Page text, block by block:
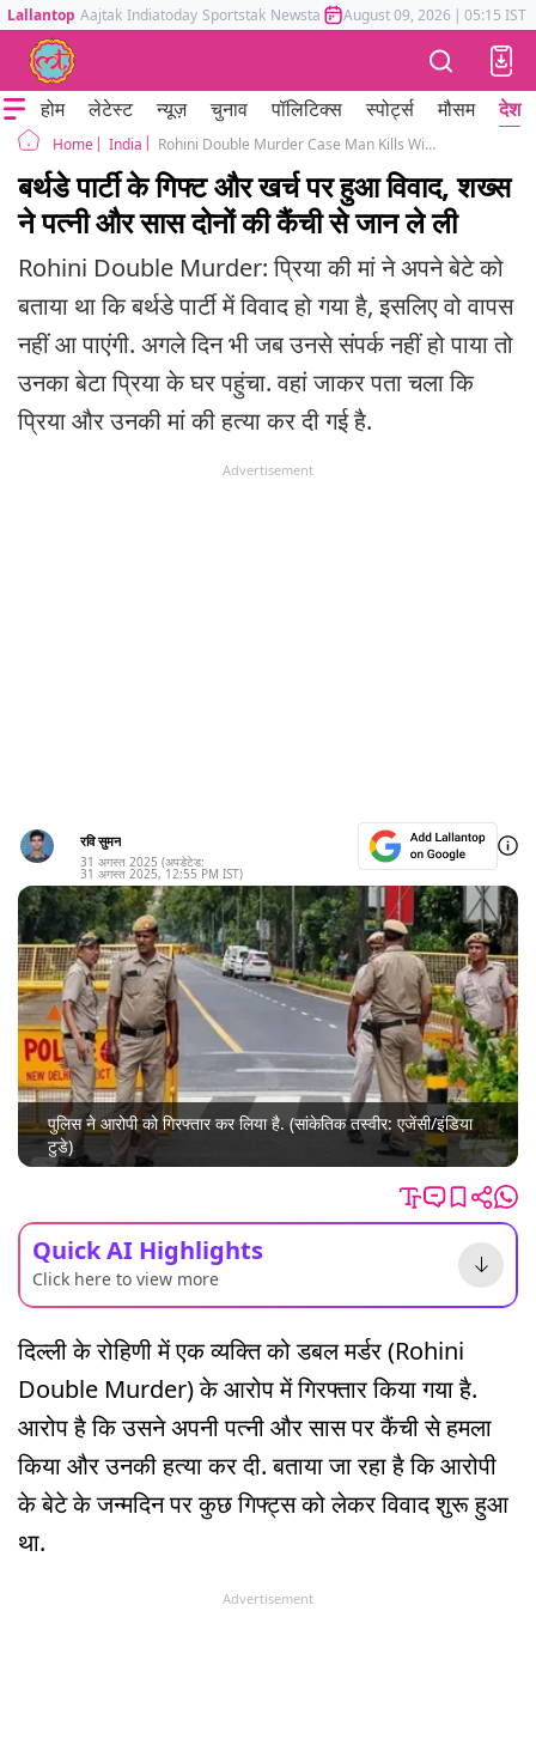
Lallantop Aajtak Indiatoday Sportstak Newstak Mumbai Tak Astrotak
August 09, 2026 | 05:15 IST
होम लेटेस्ट न्यूज़ चुनाव पॉलिटिक्स स्पोर्ट्स मौसम देश
Home India Rohini Double Murder Case Man Kills Wife and Mother in Law Over Birthday Gift
बर्थडे पार्टी के गिफ्ट और खर्च पर हुआ विवाद, शख्स
ने पत्नी और सास दोनों की कैंची से जान ले ली
Rohini Double Murder: प्रिया की मां ने अपने बेटे को
बताया था कि बर्थडे पार्टी में विवाद हो गया है, इसलिए वो वापस
नहीं आ पाएंगी. अगले दिन भी जब उनसे संपर्क नहीं हो पाया तो
उनका बेटा प्रिया के घर पहुंचा. वहां जाकर पता चला कि
प्रिया और उनकी मां की हत्या कर दी गई है.
Advertisement
रवि सुमन
31 अगस्त 2025 (अपडेटेड:
31 अगस्त 2025, 12:55 PM IST)
पुलिस ने आरोपी को गिरफ्तार कर लिया है. (सांकेतिक तस्वीर: एजेंसी/इंडिया
टुडे)
Quick AI Highlights
Click here to view more
दिल्ली के रोहिणी में एक व्यक्ति को डबल मर्डर (Rohini
Double Murder) के आरोप में गिरफ्तार किया गया है.
आरोप है कि उसने अपनी पत्नी और सास पर कैंची से हमला
किया और उनकी हत्या कर दी. बताया जा रहा है कि आरोपी
के बेटे के जन्मदिन पर कुछ गिफ्ट्स को लेकर विवाद शुरू हुआ
था.
Advertisement